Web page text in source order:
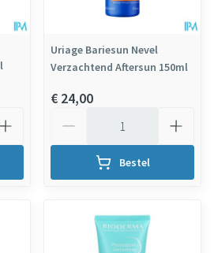
Uriage Bariesun Nevel
Verzachtend Aftersun 150ml
€ 24,00
Bestel